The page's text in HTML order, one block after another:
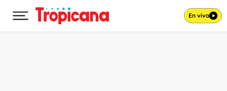
Desplegar menú principal En vivo